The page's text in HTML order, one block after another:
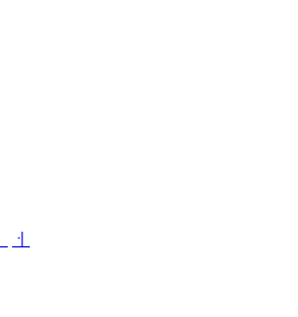
ㆎ